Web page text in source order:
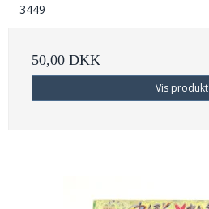
3449
50,00 DKK
Vis produkt